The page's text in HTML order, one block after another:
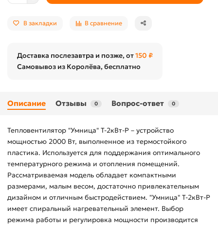
В закладки В сравнение
Доставка послезавтра и позже, от150 ₽
Самовывоз из Королёва, бесплатно
Описание Отзывы 0 Вопрос-ответ 0
Тепловентилятор "Умница" Т-2кВт-Р – устройство
мощностью 2000 Вт, выполненное из термостойкого
пластика. Используется для поддержания оптимального
температурного режима и отопления помещений.
Рассматриваемая модель обладает компактными
размерами, малым весом, достаточно привлекательным
дизайном и отличным быстродействием. "Умница" Т-2кВт-Р
имеет спиральный нагревательный элемент. Выбор
режима работы и регулировка мощности производится